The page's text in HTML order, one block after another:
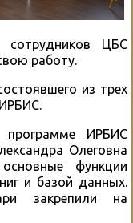
сотрудников ЦБС
работу.
из трех
ИРБИС
Олеговна
функции
и базой данных.
закрепили на